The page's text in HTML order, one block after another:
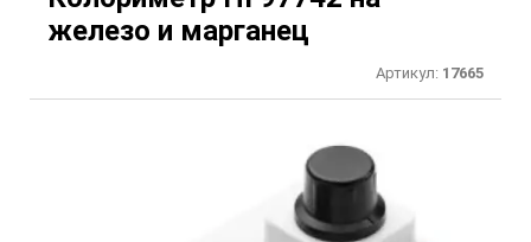
железо и марганец
Артикул: 17665